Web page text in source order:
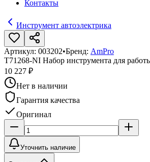
Контакты
Инструмент автоэлектрика
Артикул: 003202•Бренд: AmPro
T71268-NI Набор инструмента для
10 227 ₽
Нет в наличии
Гарантия качества
Оригинал
Уточнить наличие